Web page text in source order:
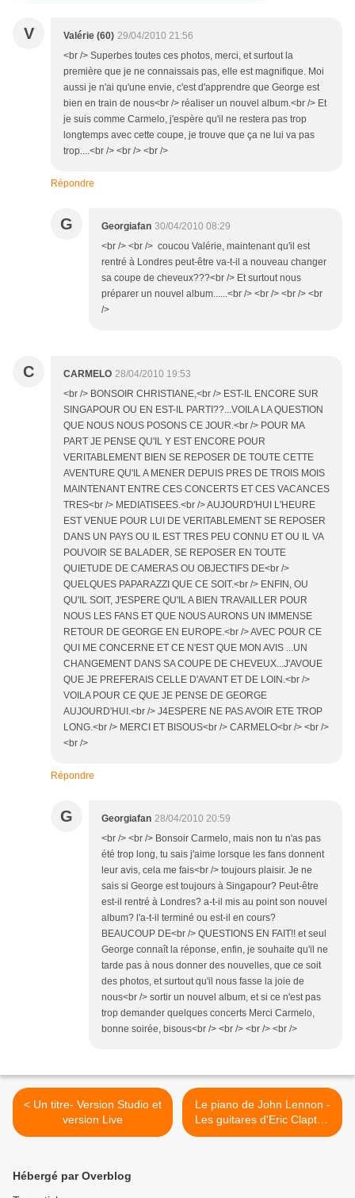
V Valérie (60) 29/04/2010 21:56
<br /> Superbes toutes ces photos, merci, et surtout la
première que je ne connaissais pas, elle est magnifique. Moi
aussi je n'ai qu'une envie, c'est d'apprendre que George est
bien en train de nous<br /> réaliser un nouvel album.<br /> Et
je suis comme Carmelo, j'espère qu'il ne restera pas trop
longtemps avec cette coupe, je trouve que ça ne lui va pas
trop....<br /> <br /> <br />
Répondre
G Georgiafan 30/04/2010 08:29
<br /> <br /> coucou Valérie, maintenant qu'il est
rentré à Londres peut-être va-t-il a nouveau changer
sa coupe de cheveux???<br /> Et surtout nous
préparer un nouvel album......<br /> <br /> <br /> <br
/>
C CARMELO 28/04/2010 19:53
<br /> BONSOIR CHRISTIANE,<br /> EST-IL ENCORE SUR
SINGAPOUR OU EN EST-IL PARTI??...VOILA LA QUESTION
QUE NOUS NOUS POSONS CE JOUR.<br /> POUR MA
PART JE PENSE QU'IL Y EST ENCORE POUR
VERITABLEMENT BIEN SE REPOSER DE TOUTE CETTE
AVENTURE QU'IL A MENER DEPUIS PRES DE TROIS MOIS
MAINTENANT ENTRE CES CONCERTS ET CES VACANCES
TRES<br /> MEDIATISEES.<br /> AUJOURD'HUI L'HEURE
EST VENUE POUR LUI DE VERITABLEMENT SE REPOSER
DANS UN PAYS OU IL EST TRES PEU CONNU ET OU IL VA
POUVOIR SE BALADER, SE REPOSER EN TOUTE
QUIETUDE DE CAMERAS OU OBJECTIFS DE<br />
QUELQUES PAPARAZZI QUE CE SOIT.<br /> ENFIN, OU
QU'IL SOIT, J'ESPERE QU'IL A BIEN TRAVAILLER POUR
NOUS LES FANS ET QUE NOUS AURONS UN IMMENSE
RETOUR DE GEORGE EN EUROPE.<br /> AVEC POUR CE
QUI ME CONCERNE ET CE N'EST QUE MON AVIS ...UN
CHANGEMENT DANS SA COUPE DE CHEVEUX...J'AVOUE
QUE JE PREFERAIS CELLE D'AVANT ET DE LOIN.<br />
VOILA POUR CE QUE JE PENSE DE GEORGE
AUJOURD'HUI.<br /> J4ESPERE NE PAS AVOIR ETE TROP
LONG.<br /> MERCI ET BISOUS<br /> CARMELO<br /> <br />
<br />
Répondre
G Georgiafan 28/04/2010 20:59
<br /> <br /> Bonsoir Carmelo, mais non tu n'as pas
été trop long, tu sais j'aime lorsque les fans donnent
leur avis, cela me fais<br /> toujours plaisir. Je ne
sais si George est toujours à Singapour? Peut-être
est-il rentré à Londres? a-t-il mis au point son nouvel
album? l'a-t-il terminé ou est-il en cours?
BEAUCOUP DE<br /> QUESTIONS EN FAIT!! et seul
George connaît la réponse, enfin, je souhaite qu'il ne
tarde pas à nous donner des nouvelles, que ce soit
des photos, et surtout qu'il nous fasse la joie de
nous<br /> sortir un nouvel album, et si ce n'est pas
trop demander quelques concerts Merci Carmelo,
bonne soirée, bisous<br /> <br /> <br /> <br />
< Un titre- Version Studio et
version Live
Le piano de John Lennon -
Les guitares d'Eric Clapton
>
Hébergé par Overblog